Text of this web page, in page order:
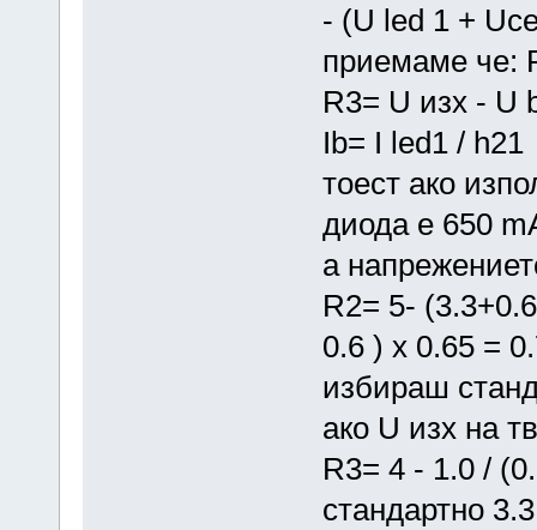
- (U led 1 +
приемаме че:
R3= U изх - U
Ib= I led1 / h21
тоест ако
диода е 650
a
R2= 5-
0.6 ) x 0.65 =
избираш
ако U изх на
R3= 4 - 1.0 /
стандартно